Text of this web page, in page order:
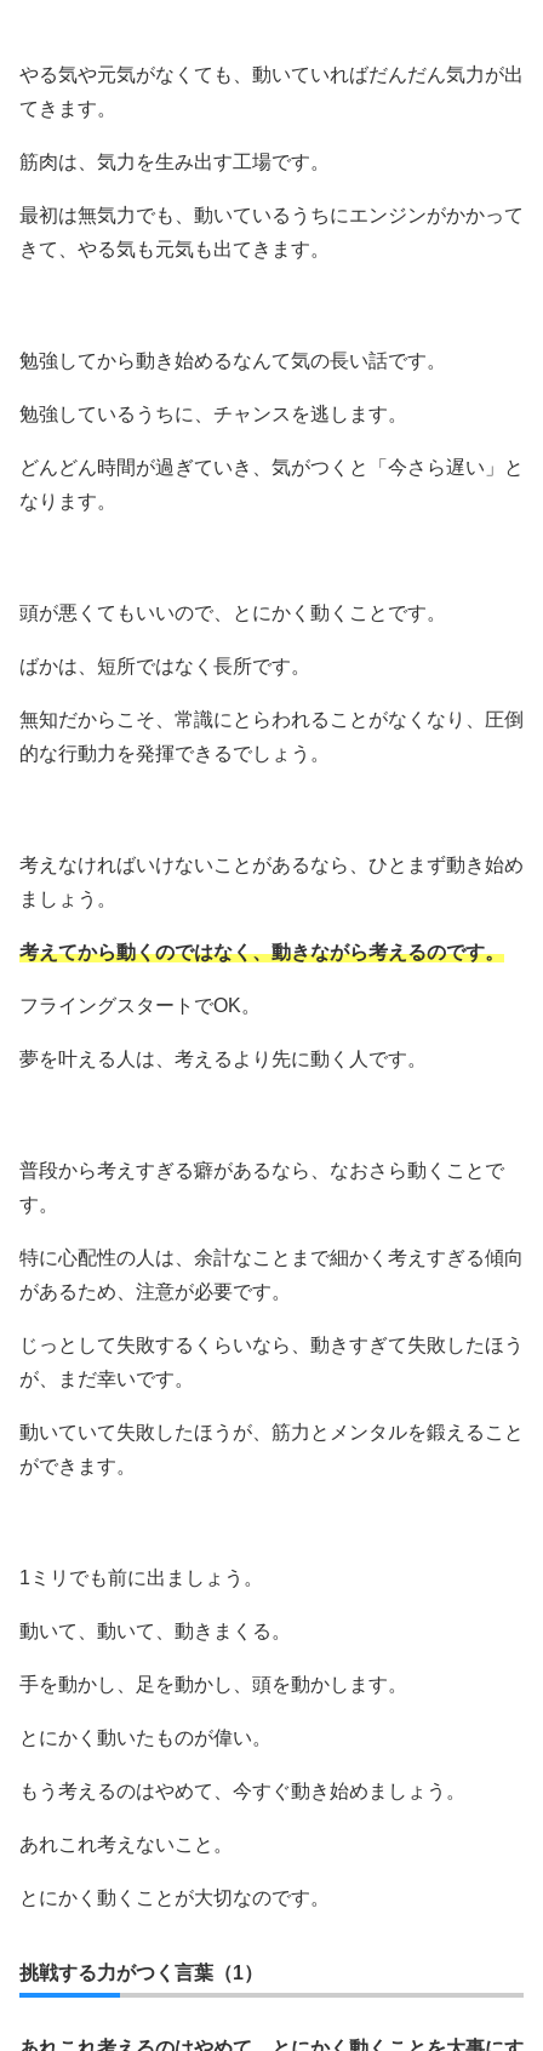
やる気や元気がなくても、動いていればだんだん気力が出
てきます。
筋肉は、気力を生み出す工場です。
最初は無気力でも、動いているうちにエンジンがかかって
きて、やる気も元気も出てきます。
勉強してから動き始めるなんて気の長い話です。
勉強しているうちに、チャンスを逃します。
どんどん時間が過ぎていき、気がつくと「今さら遅い」と
なります。
頭が悪くてもいいので、とにかく動くことです。
ばかは、短所ではなく長所です。
無知だからこそ、常識にとらわれることがなくなり、圧倒
的な行動力を発揮できるでしょう。
考えなければいけないことがあるなら、ひとまず動き始め
ましょう。
考えてから動くのではなく、動きながら考えるのです。
フライングスタートでOK。
夢を叶える人は、考えるより先に動く人です。
普段から考えすぎる癖があるなら、なおさら動くことで
す。
特に心配性の人は、余計なことまで細かく考えすぎる傾向
があるため、注意が必要です。
じっとして失敗するくらいなら、動きすぎて失敗したほう
が、まだ幸いです。
動いていて失敗したほうが、筋力とメンタルを鍛えること
ができます。
1ミリでも前に出ましょう。
動いて、動いて、動きまくる。
手を動かし、足を動かし、頭を動かします。
とにかく動いたものが偉い。
もう考えるのはやめて、今すぐ動き始めましょう。
あれこれ考えないこと。
とにかく動くことが大切なのです。
挑戦する力がつく言葉（1）